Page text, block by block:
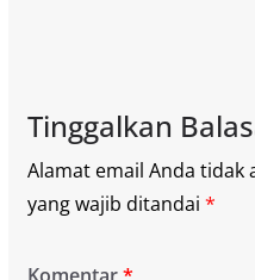
Tinggalkan
Alamat email Anda tidak
yang wajib ditandai *